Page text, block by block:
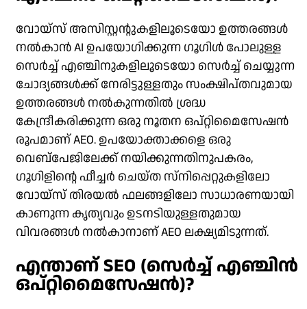
വോയ്‌സ് അസിസ്റ്റന്റുകളിലൂടെയോ ഉത്തരങ്ങൾ
നൽകാൻ AI ഉപയോഗിക്കുന്ന ഗൂഗിൾ പോലുള്ള
സെർച്ച് എഞ്ചിനുകളിലൂടെയോ സെർച്ച് ചെയ്യുന്ന
ചോദ്യങ്ങൾക്ക് നേരിട്ടുള്ളതും സംക്ഷിപ്തവുമായ
ഉത്തരങ്ങൾ നൽകുന്നതിൽ ശ്രദ്ധ
കേന്ദ്രീകരിക്കുന്ന ഒരു നൂതന ഒപ്റ്റിമൈസേഷൻ
രൂപമാണ് AEO. ഉപയോക്താക്കളെ ഒരു
വെബ്‌പേജിലേക്ക് നയിക്കുന്നതിനുപകരം,
ഗൂഗിളിന്റെ ഫീച്ചർ ചെയ്‌ത സ്‌നിപ്പെറ്റുകളിലോ
വോയ്‌സ് തിരയൽ ഫലങ്ങളിലോ സാധാരണയായി
കാണുന്ന കൃത്യവും ഉടനടിയുള്ളതുമായ
വിവരങ്ങൾ നൽകാനാണ് AEO ലക്ഷ്യമിടുന്നത്.
എന്താണ് SEO (സെർച്ച് എഞ്ചിൻ
ഒപ്റ്റിമൈസേഷൻ)?